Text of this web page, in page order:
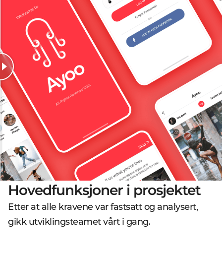
Hovedfunksjoner i prosjektet
Etter at alle kravene var fastsatt og analysert,
gikk utviklingsteamet vårt i gang.